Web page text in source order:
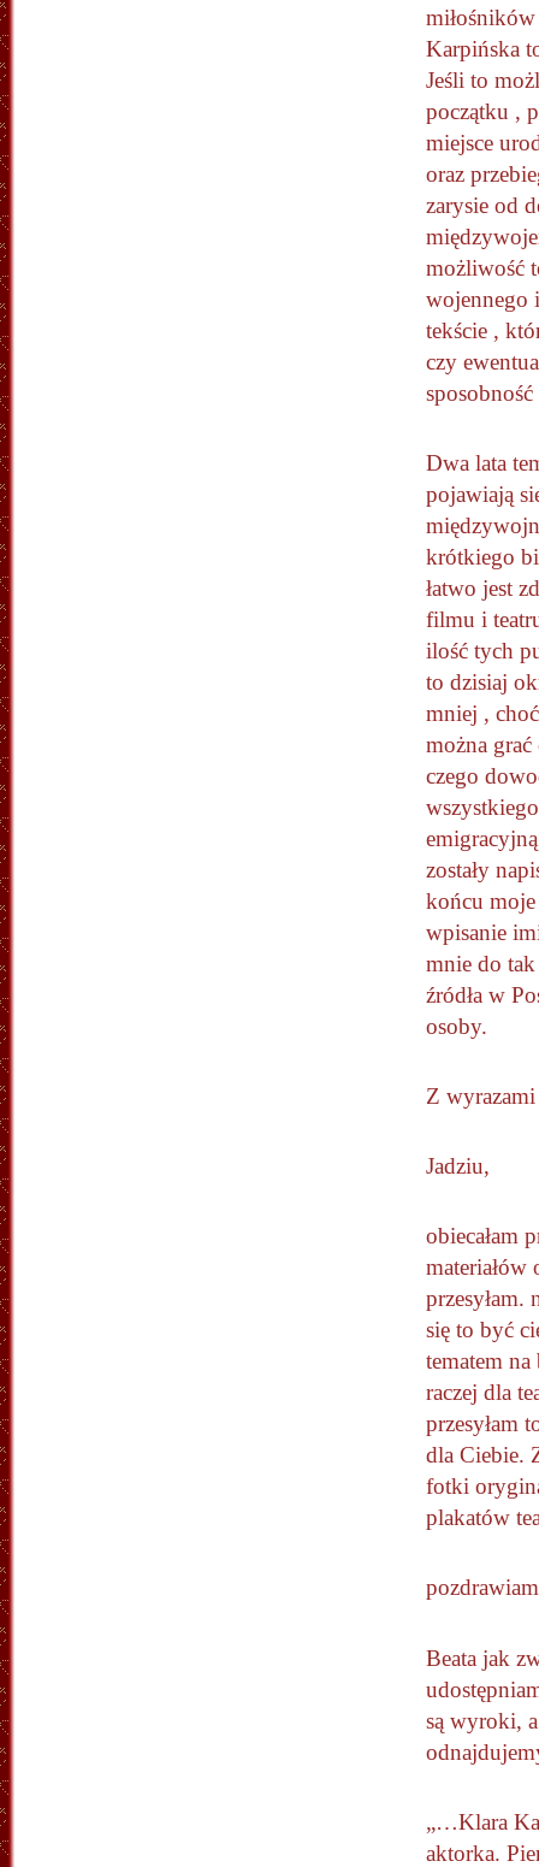
Karpińska
Jeśli to
początku ,
miejsce
oraz
zarysie od
możliwość
wojennego
tekście ,
czy
Dwa lata
pojawiają
krótkiego
łatwo jest
filmu i
ilość tych
to dzisiaj
mniej ,
można grać
czego
zostały
końcu moje
wpisanie
mnie do
źródła w
osoby.
Z
Jadziu,
obiecałam
materiałów
przesyłam.
się to być
tematem
raczej dla
przesyłam
dla Ciebie.
fotki
plakatów
Beata jak
są wyroki,
„…Klara
aktorka.